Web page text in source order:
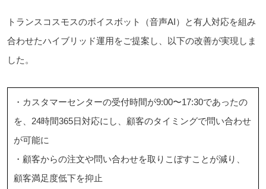
トランスコスモスのボイスボット（音声AI）と有人対応を組み
合わせたハイブリッド運用をご提案し、以下の改善が実現しま
した。
・カスタマーセンターの受付時間が9:00〜17:30であったの
を、24時間365日対応にし、顧客のタイミングで問い合わせ
が可能に
・顧客からの注文や問い合わせを取りこぼすことが減り、
顧客満足度低下を抑止